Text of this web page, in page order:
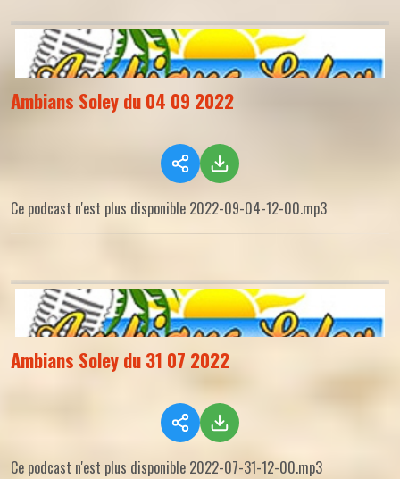
Ambians Soley du 04 09 2022
Ce podcast n'est plus disponible 2022-09-04-12-00.mp3
Ambians Soley du 31 07 2022
Ce podcast n'est plus disponible 2022-07-31-12-00.mp3